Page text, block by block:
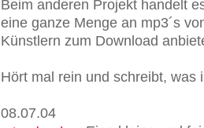
Beim anderen Projekt handelt
eine ganze Menge an mp3´s
Künstlern zum Download
Hört mal rein und schreibt, was
08.07.04